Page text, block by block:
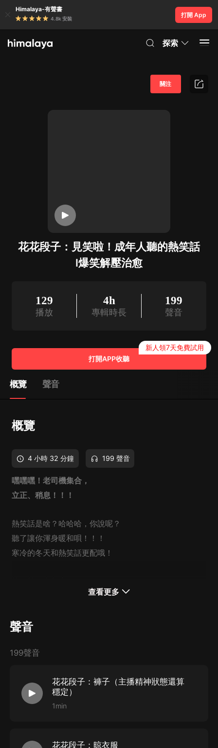
Himalaya-有聲書
4.8k 安裝
打開 App
探索
花花段子：見笑啦！成年人聽的熱笑話
I爆笑解壓治愈
關注
129
播放
4h
專輯時長
199
聲音
打開APP收聽
新人領7天免費試用
概覽 聲音
概覽
4 小時 32 分鐘 199 聲音
嘿嘿嘿！老司機集合，
立正、稍息！！！
熱笑話是啥？哈哈哈，你說呢？
聽了讓你渾身暖和唄！！！
寒冷的冬天和熱笑話更配哦！
這里有經典段子、網絡熱更、吐槽大會、沙雕糗事...
查看更多
聲音
199聲音
花花段子：褲子（主播精神狀態還算
穩定）
1min
花花段子：晾衣服